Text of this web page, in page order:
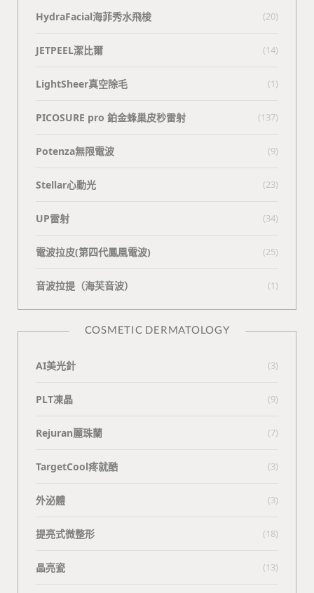
HydraFacial海菲秀水飛梭 (20)
JETPEEL潔比爾 (14)
LightSheer真空除毛 (1)
PICOSURE pro 鉑金蜂巢皮秒雷射 (137)
Potenza無限電波 (9)
Stellar心動光 (23)
UP雷射 (34)
電波拉皮(第四代鳳凰電波) (25)
⾳波拉提（海芙⾳波） (1)
COSMETIC DERMATOLOGY
AI美光針 (3)
PLT凍晶 (9)
Rejuran麗珠蘭 (7)
TargetCool疼就酷 (3)
外泌體 (3)
提亮式微整形 (18)
晶亮瓷 (13)